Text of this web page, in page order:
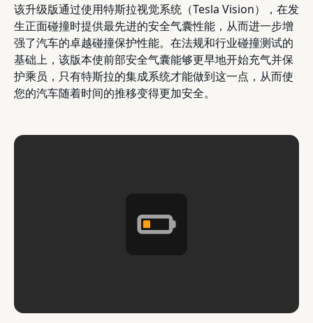
该升级版通过使用特斯拉视觉系统（Tesla Vision），在发
生正面碰撞时提供最先进的安全气囊性能，从而进一步增
强了汽车的卓越碰撞保护性能。在法规和行业碰撞测试的
基础上，该版本使前部安全气囊能够更早地开始充气并保
护乘员，只有特斯拉的集成系统才能做到这一点，从而使
您的汽车随着时间的推移变得更加安全。